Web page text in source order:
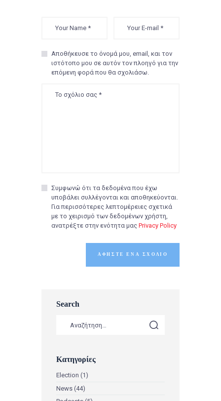
Αποθήκευσε το όνομά μου, email, και τον
ιστότοπο μου σε αυτόν τον πλοηγό για την
επόμενη φορά που θα σχολιάσω.
Συμφωνώ ότι τα δεδομένα που έχω
υποβάλει συλλέγονται και αποθηκεύονται.
Για περισσότερες λεπτομέρειες σχετικά
με το χειρισμό των δεδομένων χρήστη,
ανατρέξτε στην ενότητα μας Privacy Policy
Search
Κατηγορίες
Election (1)
News (44)